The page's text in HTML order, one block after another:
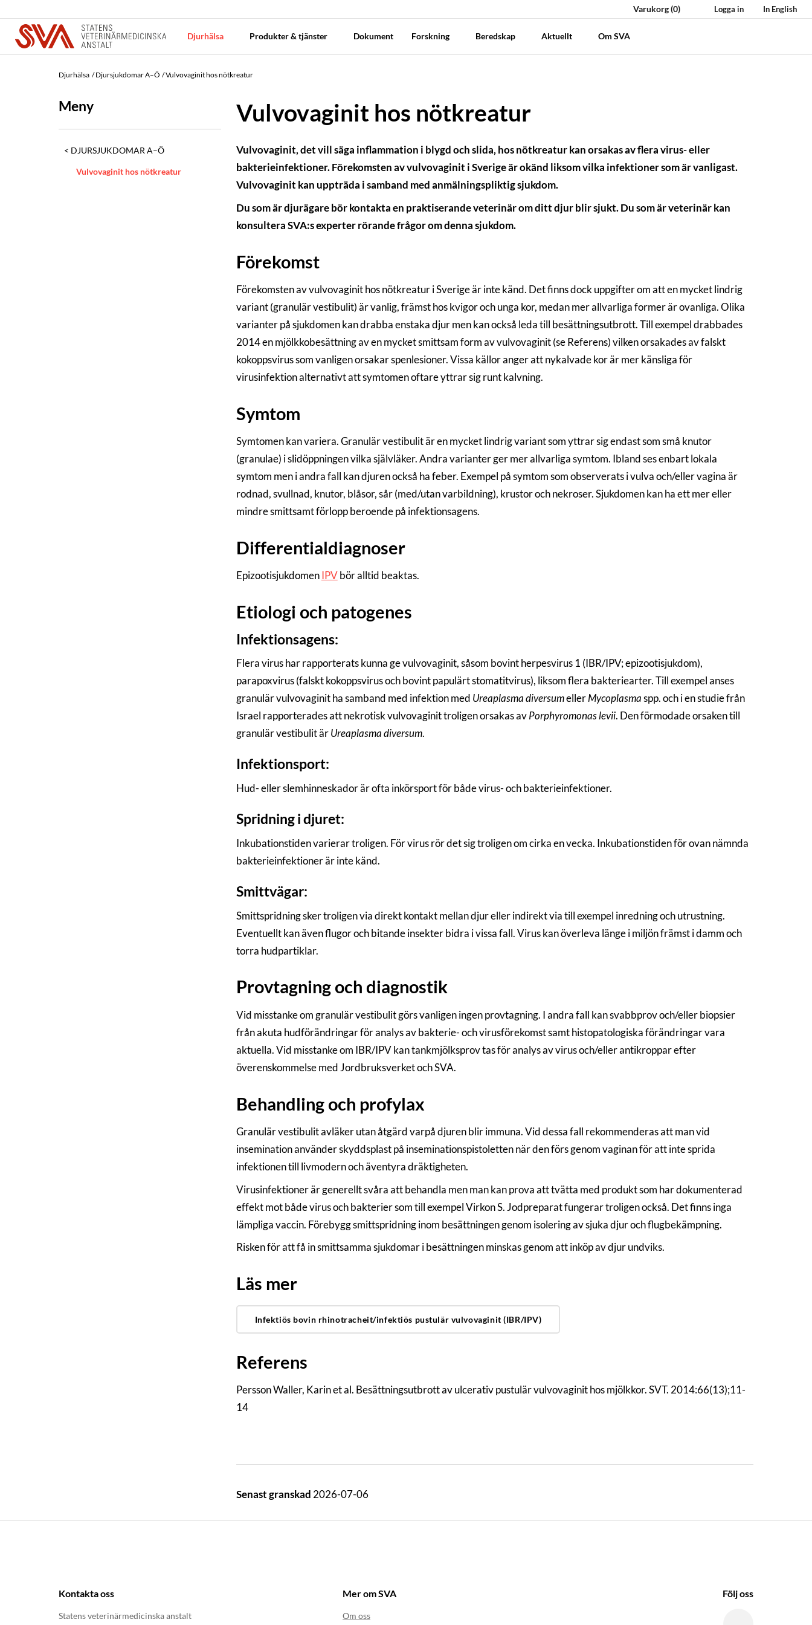
Varukorg(0) Logga in In English
Djurhälsa Produkter & tjänster Dokument Forskning Beredskap Aktuellt Om SVA
Djurhälsa Djursjukdomar A–Ö Vulvovaginit hos nötkreatur
Meny
DJURSJUKDOMAR A–Ö
Vulvovaginit hos nötkreatur
Vulvovaginit hos nötkreatur
Vulvovaginit, det vill säga inflammation i blygd och slida, hos nötkreatur kan orsakas av flera virus- eller
bakterieinfektioner. Förekomsten av vulvovaginit i Sverige är okänd liksom vilka infektioner som är vanligast.
Vulvovaginit kan uppträda i samband med anmälningspliktig sjukdom.
Du som är djurägare bör kontakta en praktiserande veterinär om ditt djur blir sjukt. Du som är veterinär kan
konsultera SVA:s experter rörande frågor om denna sjukdom.
Förekomst
Förekomsten av vulvovaginit hos nötkreatur i Sverige är inte känd. Det finns dock uppgifter om att en mycket lindrig
variant (granulär vestibulit) är vanlig, främst hos kvigor och unga kor, medan mer allvarliga former är ovanliga. Olika
varianter på sjukdomen kan drabba enstaka djur men kan också leda till besättningsutbrott. Till exempel drabbades
2014 en mjölkkobesättning av en mycket smittsam form av vulvovaginit (se Referens) vilken orsakades av falskt
kokoppsvirus som vanligen orsakar spenlesioner. Vissa källor anger att nykalvade kor är mer känsliga för
virusinfektion alternativt att symtomen oftare yttrar sig runt kalvning.
Symtom
Symtomen kan variera. Granulär vestibulit är en mycket lindrig variant som yttrar sig endast som små knutor
(granulae) i slidöppningen vilka självläker. Andra varianter ger mer allvarliga symtom. Ibland ses enbart lokala
symtom men i andra fall kan djuren också ha feber. Exempel på symtom som observerats i vulva och/eller vagina är
rodnad, svullnad, knutor, blåsor, sår (med/utan varbildning), krustor och nekroser. Sjukdomen kan ha ett mer eller
mindre smittsamt förlopp beroende på infektionsagens.
Differentialdiagnoser
EpizootisjukdomenIPVbör alltid beaktas.
Etiologi och patogenes
Infektionsagens:
Flera virus har rapporterats kunna ge vulvovaginit, såsom bovint herpesvirus 1 (IBR/IPV; epizootisjukdom),
parapoxvirus (falskt kokoppsvirus och bovint papulärt stomatitvirus), liksom flera bakteriearter. Till exempel anses
granulär vulvovaginit ha samband med infektion med Ureaplasma diversumellerMycoplasmaspp. och i en studie från
Israel rapporterades att nekrotisk vulvovaginit troligen orsakas avPorphyromonas levii. Den förmodade orsaken till
granulär vestibulit ärUreaplasma diversum.
Infektionsport:
Hud- eller slemhinneskador är ofta inkörsport för både virus- och bakterieinfektioner.
Spridning i djuret:
Inkubationstiden varierar troligen. För virus rör det sig troligen om cirka en vecka. Inkubationstiden för ovan nämnda
bakterieinfektioner är inte känd.
Smittvägar:
Smittspridning sker troligen via direkt kontakt mellan djur eller indirekt via till exempel inredning och utrustning.
Eventuellt kan även flugor och bitande insekter bidra i vissa fall. Virus kan överleva länge i miljön främst i damm och
torra hudpartiklar.
Provtagning och diagnostik
Vid misstanke om granulär vestibulit görs vanligen ingen provtagning. I andra fall kan svabbprov och/eller biopsier
från akuta hudförändringar för analys av bakterie- och virusförekomst samt histopatologiska förändringar vara
aktuella. Vid misstanke om IBR/IPV kan tankmjölksprov tas för analys av virus och/eller antikroppar efter
överenskommelse med Jordbruksverket och SVA.
Behandling och profylax
Granulär vestibulit avläker utan åtgärd varpå djuren blir immuna. Vid dessa fall rekommenderas att man vid
insemination använder skyddsplast på inseminationspistoletten när den förs genom vaginan för att inte sprida
infektionen till livmodern och äventyra dräktigheten.
Virusinfektioner är generellt svåra att behandla men man kan prova att tvätta med produkt som har dokumenterad
effekt mot både virus och bakterier som till exempel Virkon S. Jodpreparat fungerar troligen också. Det finns inga
lämpliga vaccin. Förebygg smittspridning inom besättningen genom isolering av sjuka djur och flugbekämpning.
Risken för att få in smittsamma sjukdomar i besättningen minskas genom att inköp av djur undviks.
Läs mer
Infektiös bovin rhinotracheit/infektiös pustulär vulvovaginit (IBR/IPV)
Referens
Persson Waller, Karin et al. Besättningsutbrott av ulcerativ pustulär vulvovaginit hos mjölkkor. SVT. 2014:66(13);11-
14
Senast granskad 2026-07-06
Kontakta oss
Statens veterinärmedicinska anstalt
Mer om SVA
Om oss
Följ oss